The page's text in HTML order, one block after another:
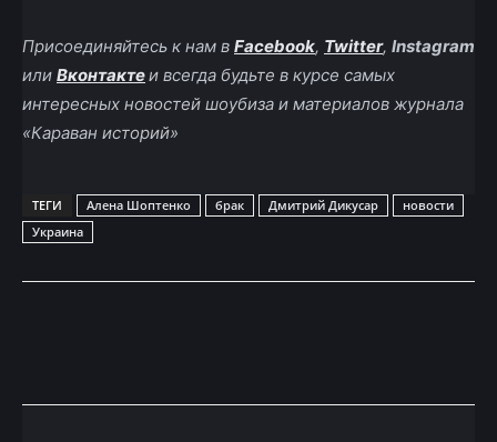
Присоединяйтесь к нам в Facebook, Twitter, Instagram
или Вконтактеи всегда будьте в курсе самых
интересных новостей шоубиза и материалов журнала
«Караван историй»
ТЕГИ Алена Шоптенко брак Дмитрий Дикусар
новости
Украина